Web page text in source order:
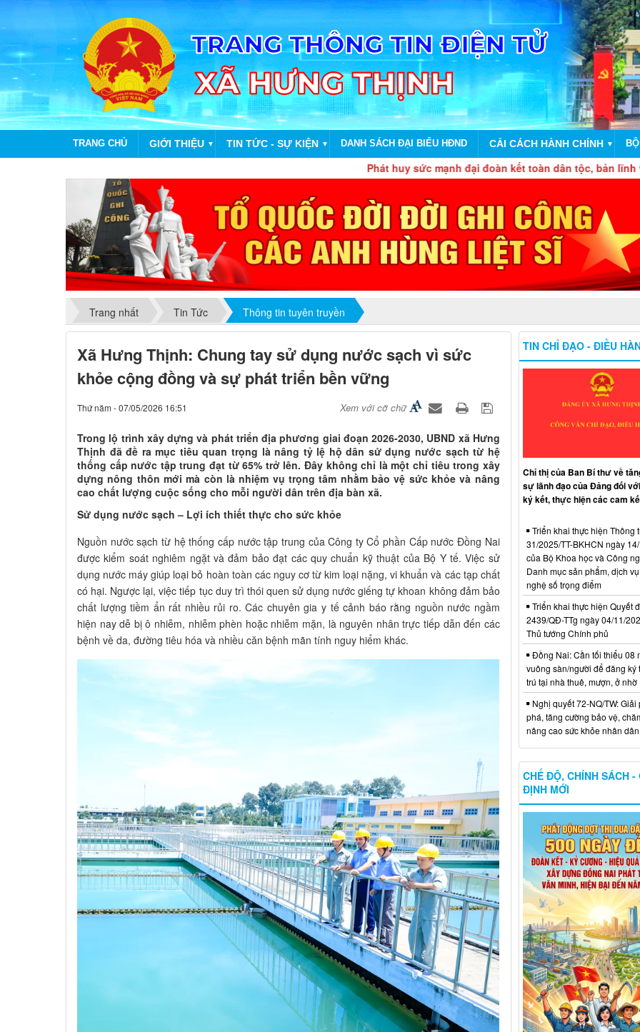
TRANG CHỦ GIỚI THIỆU ▼ TIN TỨC - SỰ KIỆN ▼ DANH SÁCH ĐẠI BIỂU HĐND CẢI CÁCH HÀNH CHÍNH ▼
Phát huy sức mạnh đại đoàn kết toàn dân tộc, bản lĩnh và sức
Trang nhất Tin Tức Thông tin tuyên truyền
Xã Hưng Thịnh: Chung tay sử dụng nước sạch vì sức
khỏe cộng đồng và sự phát triển bền vững
Thứ năm - 07/05/2026 16:51 Xem với cỡ chữ
Trong lộ trình xây dựng và phát triển địa phương giai đoạn 2026-2030, UBND xã Hưng
Thịnh đã đề ra mục tiêu quan trọng là nâng tỷ lệ hộ dân sử dụng nước sạch từ hệ
thống cấp nước tập trung đạt từ 65% trở lên. Đây không chỉ là một chỉ tiêu trong xây
dựng nông thôn mới mà còn là nhiệm vụ trọng tâm nhằm bảo vệ sức khỏe và nâng
cao chất lượng cuộc sống cho mỗi người dân trên địa bàn xã.
Sử dụng nước sạch – Lợi ích thiết thực cho sức khỏe
Nguồn nước sạch từ hệ thống cấp nước tập trung của Công ty Cổ phần Cấp nước Đồng Nai
được kiểm soát nghiêm ngặt và đảm bảo đạt các quy chuẩn kỹ thuật của Bộ Y tế. Việc sử
dụng nước máy giúp loại bỏ hoàn toàn các nguy cơ từ kim loại nặng, vi khuẩn và các tạp chất
có hại. Ngược lại, việc tiếp tục duy trì thói quen sử dụng nước giếng tự khoan không đảm bảo
chất lượng tiềm ẩn rất nhiều rủi ro.Các chuyên gia y tế cảnh báo rằng nguồn nước ngầm
hiện nay dễ bị ô nhiễm, nhiễm phèn hoặc nhiễm mặn, là nguyên nhân trực tiếp dẫn đến các
bệnh về da, đường tiêu hóa và nhiều căn bệnh mãn tính nguy hiểm khác.
TIN CHỈ ĐẠO - ĐIỀU
Chỉ thị của Ban Bí thư về
sự lãnh đạo của Đảng đối
ký kết, thực hiện các cam
Triển khai thực hiện Thông
31/2025/TT-BKHCN ngày
của Bộ Khoa học và Công
Danh mục sản phẩm, dịch
nghệ số trọng điểm
Triển khai thực hiện Quyết
2439/QĐ-TTg ngày 04/11/
Thủ tướng Chính phủ
Đồng Nai: Cần tối thiểu 08
vuông sàn/người để đăng ký
trú tại nhà thuê, mượn, ở nhờ
Nghị quyết 72-NQ/TW: Giải
phá, tăng cường bảo vệ,
nâng cao sức khỏe nhân dân
CHẾ ĐỘ, CHÍNH SÁCH -
ĐỊNH MỚI